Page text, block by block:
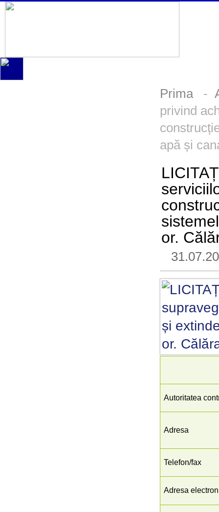
Prima-
privind
apă și
or.
Autoritatea
Adresa
Telefon/fax
Adresa